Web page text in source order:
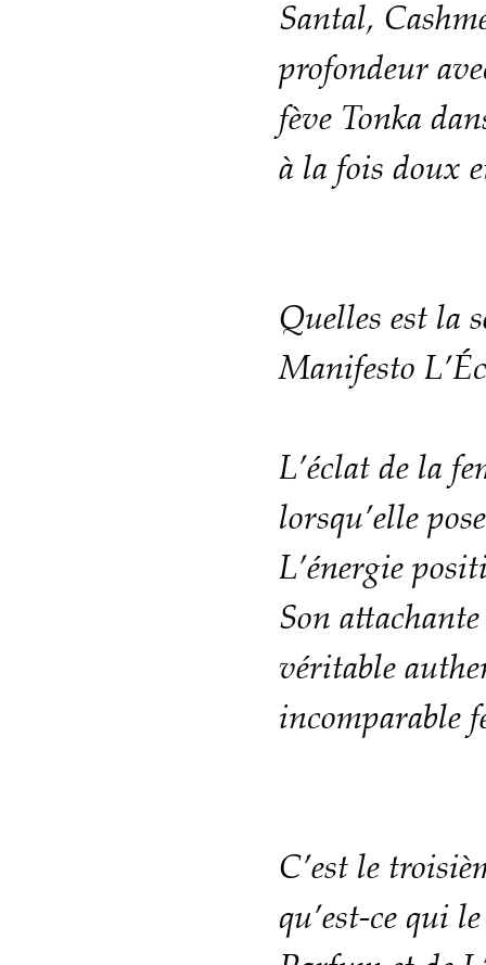
Santal,
profondeur
fève Tonka
à la fois doux
Quelles est la
Manifesto
L’éclat de la
lorsqu’elle
L’énergie
Son
véritable
incomparable
C’est le
qu’est-ce qui